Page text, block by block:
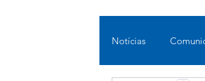
Notícias